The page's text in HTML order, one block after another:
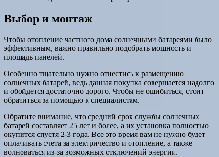
Выбор и монтаж
Чтобы отопление частного дома солнечными батареями было
эффективным, важно правильно подобрать мощность и
площадь панелей.
Особенно тщательно нужно отнестись к размещению
солнечных батарей, ведь данная покупка совершается надолго
и обойдется достаточно дорого. Чтобы не ошибиться, стоит
обратиться за помощью к специалистам.
Обратите внимание, что средний срок службы солнечных
батарей составляет 25 лет и более, а их установка полностью
окупится спустя 2-3 года. Все это время вам не нужно будет
оплачивать счета за электричество и отопление, а также
волноваться из-за возможных отключений энергии.